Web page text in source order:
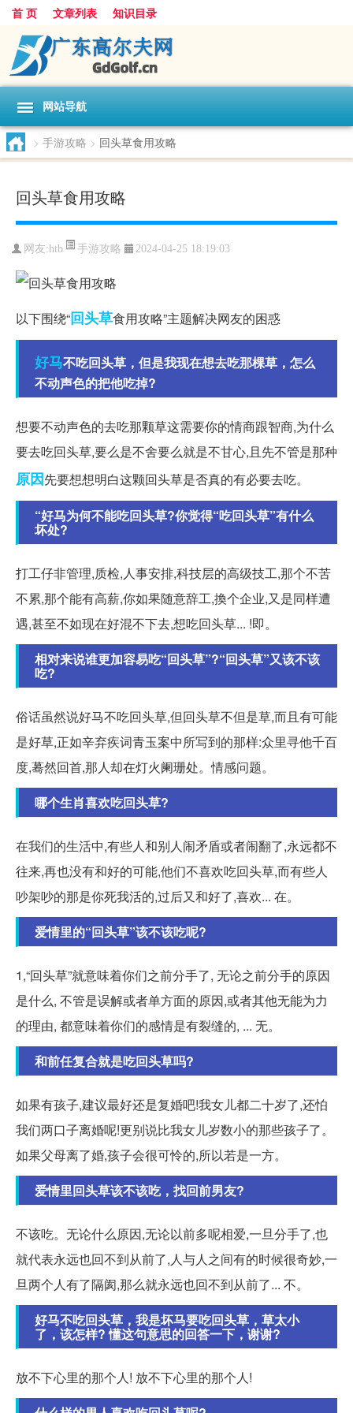
首 页 文章列表 知识目录
网站导航
> 手游攻略 > 回头草食用攻略
回头草食用攻略
网友:htb 手游攻略 2024-04-25 18:19:03
以下围绕“回头草食用攻略”主题解决网友的困惑
好马不吃回头草，但是我现在想去吃那棵草，怎么
不动声色的把他吃掉?
想要不动声色的去吃那颗草这需要你的情商跟智商,为什么
要去吃回头草,要么是不舍要么就是不甘心,且先不管是那种
原因先要想想明白这颗回头草是否真的有必要去吃。
“好马为何不能吃回头草?你觉得“吃回头草”有什么
坏处?
打工仔非管理,质检,人事安排,科技层的高级技工,那个不苦
不累,那个能有高薪,你如果随意辞工,換个企业,又是同样遭
遇,甚至不如现在好混不下去,想吃回头草... !即。
相对来说谁更加容易吃“回头草”?“回头草”又该不该
吃?
俗话虽然说好马不吃回头草,但回头草不但是草,而且有可能
是好草,正如辛弃疾词青玉案中所写到的那样:众里寻他千百
度,蓦然回首,那人却在灯火阑珊处。情感问题。
哪个生肖喜欢吃回头草?
在我们的生活中,有些人和别人闹矛盾或者闹翻了,永远都不
往来,再也没有和好的可能,他们不喜欢吃回头草,而有些人
吵架吵的那是你死我活的,过后又和好了,喜欢... 在。
爱情里的“回头草”该不该吃呢?
1,“回头草”就意味着你们之前分手了, 无论之前分手的原因
是什么, 不管是误解或者单方面的原因,或者其他无能为力
的理由, 都意味着你们的感情是有裂缝的, ... 无。
和前任复合就是吃回头草吗?
如果有孩子,建议最好还是复婚吧!我女儿都二十岁了,还怕
我们两口子离婚呢!更别说比我女儿岁数小的那些孩子了。
如果父母离了婚,孩子会很可怜的,所以若是一方。
爱情里回头草该不该吃，找回前男友?
不该吃。无论什么原因,无论以前多呢相爱,一旦分手了,也
就代表永远也回不到从前了,人与人之间有的时候很奇妙,一
旦两个人有了隔阂,那么就永远也回不到从前了... 不。
好马不吃回头草，我是坏马要吃回头草，草太小
了，该怎样? 懂这句意思的回答一下，谢谢?
放不下心里的那个人! 放不下心里的那个人!